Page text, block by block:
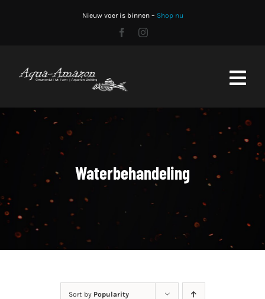
Nieuw voer is binnen – Shop nu
Stocklist
Aquariumbouw
CO2 fles vullen
Waterbehandeling
Sort by Popularity